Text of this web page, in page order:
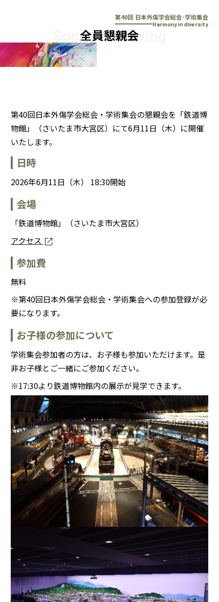
第40回 日本外傷学会総会･学術集会
Harmony in diversity
全員懇親会
Social Gathering
第40回日本外傷学会総会・学術集会の懇親会を「鉄道博
物館」（さいたま市大宮区）にて6月11日（木） に開催
いたします。
日時
2026年6月11日（木） 18:30開始
会場
「鉄道博物館」（さいたま市大宮区）
アクセスopen_in_new
参加費
無料
※第40回日本外傷学会総会・学術集会への参加登録が必
要になります。
お子様の参加について
学術集会参加者の方は、お子様も参加いただけます。是
非お子様とご一緒にご参加ください。
※17:30より鉄道博物館内の展示が見学できます。